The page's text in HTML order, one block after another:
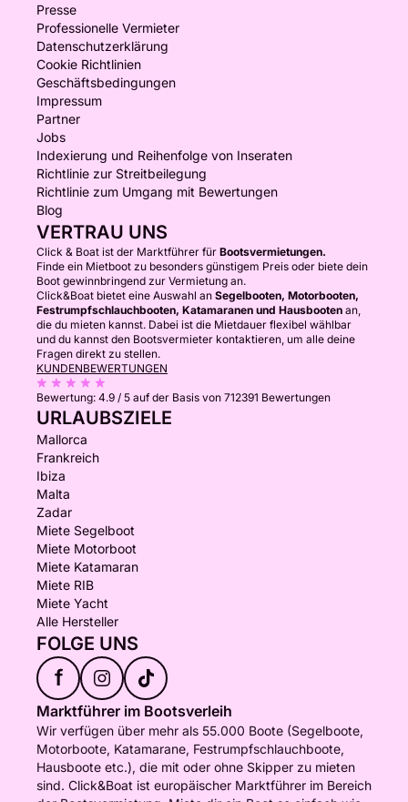
Presse
Professionelle Vermieter
Datenschutzerklärung
Cookie Richtlinien
Geschäftsbedingungen
Impressum
Partner
Jobs
Indexierung und Reihenfolge von Inseraten
Richtlinie zur Streitbeilegung
Richtlinie zum Umgang mit Bewertungen
Blog
VERTRAU UNS
Click & Boat ist der Marktführer für Bootsvermietungen.
Finde ein Mietboot zu besonders günstigem Preis oder biete dein
Boot gewinnbringend zur Vermietung an.
Click&Boat bietet eine Auswahl an Segelbooten, Motorbooten,
Festrumpfschlauchbooten, Katamaranen und Hausbooten an,
die du mieten kannst. Dabei ist die Mietdauer flexibel wählbar
und du kannst den Bootsvermieter kontaktieren, um alle deine
Fragen direkt zu stellen.
KUNDENBEWERTUNGEN
Bewertung: 4.9 / 5 auf der Basis von 712391 Bewertungen
URLAUBSZIELE
Mallorca
Frankreich
Ibiza
Malta
Zadar
Miete Segelboot
Miete Motorboot
Miete Katamaran
Miete RIB
Miete Yacht
Alle Hersteller
FOLGE UNS
f
Marktführer im Bootsverleih
Wir verfügen über mehr als 55.000 Boote (Segelboote,
Motorboote, Katamarane, Festrumpfschlauchboote,
Hausboote etc.), die mit oder ohne Skipper zu mieten
sind. Click&Boat ist europäischer Marktführer im Bereich